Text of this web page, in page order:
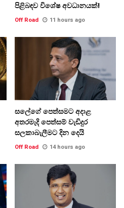
පිළිබඳව විශේෂ අවධානයක්!
Off Road 11 hours ago
සලේගේ පෙත්සමට අදාළ
අතරමැදි පෙත්සම් වැඩිදුර
සලකාබැලීමට දින දෙයි
Off Road 14 hours ago